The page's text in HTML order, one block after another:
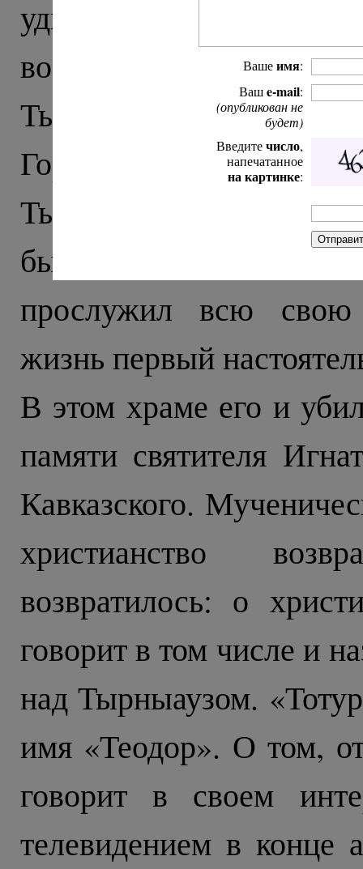
удивляет стрельба
военные с автоматами,
Тырныауза встречает
Город строили в
Тырныаузе храм
бывшей
прослужил всю свою
жизнь первый
В этом храме его и
памяти святителя
Кавказского.
христианство
возвратилось: о
говорит в том числе и
над Тырныаузом.
имя «Теодор». О том,
говорит в своем
телевидением в конце
Вашеимя:
Вашe-mail:
(опубликован не
будет)
Введитечисло,
напечатанное
на картинке: